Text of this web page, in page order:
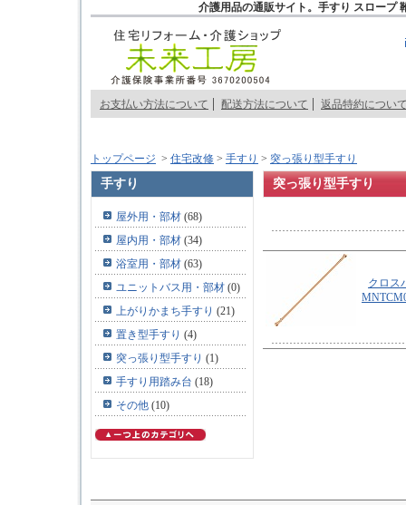
介護用品の通販サイト。手すり スロープ
お支払い方法について 配送方法について 返品特約につい
トップページ > 住宅改修 > 手すり > 突っ張り型手すり
手すり
屋外用・部材 (68)
屋内用・部材 (34)
浴室用・部材 (63)
ユニットバス用・部材 (0)
上がりかまち手すり (21)
置き型手すり (4)
突っ張り型手すり (1)
手すり用踏み台 (18)
その他 (10)
突っ張り型手すり
クロス